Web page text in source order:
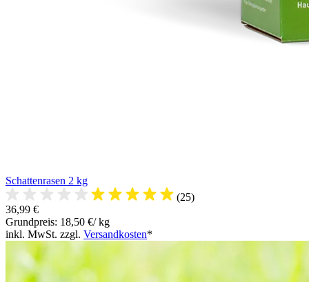
Schattenrasen 2 kg
(25)
36,99 €
Grundpreis: 18,50 €/ kg
inkl. MwSt. zzgl. Versandkosten*